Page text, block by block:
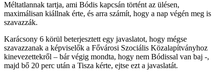
Méltatlannak tartja, ami Bódis kapcsán történt az ülésen,
maximálisan kiállnak érte, és arra számít, hogy a nap végén meg is
szavazzák.
Karácsony 6 körül beterjesztett egy javaslatot, hogy mégse
szavazzanak a képviselők a Fővárosi Szociális Közalapítványhoz
kinevezettekről – bár végig mondta, hogy nem Bódissal van baj -,
majd bő 20 perc után a Tisza kérte, ejtse ezt a javaslatát.